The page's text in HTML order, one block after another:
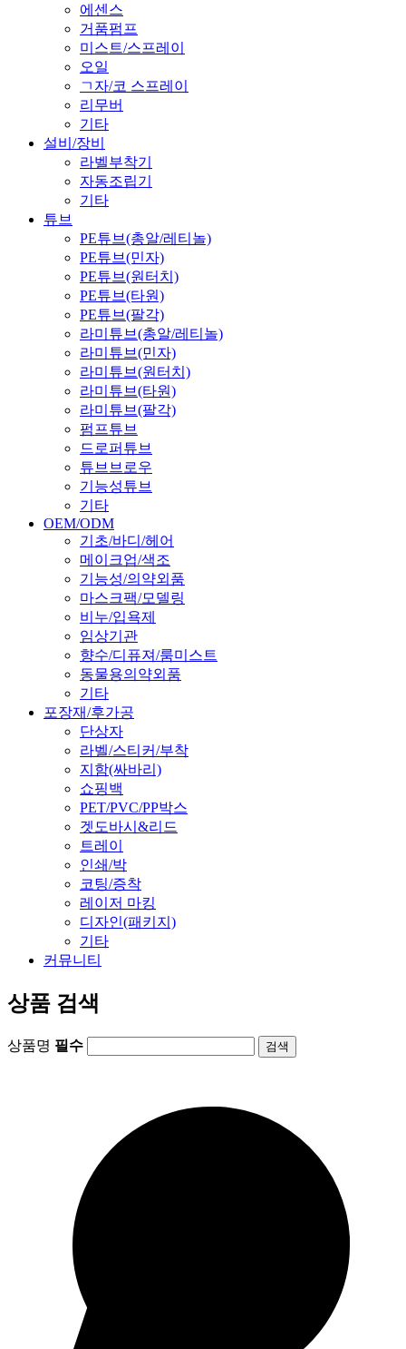
에센스
거품펌프
미스트/스프레이
오일
ㄱ자/코 스프레이
리무버
기타
설비/장비
라벨부착기
자동조립기
기타
튜브
PE튜브(총알/레티놀)
PE튜브(민자)
PE튜브(원터치)
PE튜브(타원)
PE튜브(팔각)
라미튜브(총알/레티놀)
라미튜브(민자)
라미튜브(원터치)
라미튜브(타원)
라미튜브(팔각)
펌프튜브
드로퍼튜브
튜브브로우
기능성튜브
기타
OEM/ODM
기초/바디/헤어
메이크업/색조
기능성/의약외품
마스크팩/모델링
비누/입욕제
임상기관
향수/디퓨져/룸미스트
동물용의약외품
기타
포장재/후가공
단상자
라벨/스티커/부착
지함(싸바리)
쇼핑백
PET/PVC/PP박스
겟도바시&리드
트레이
인쇄/박
코팅/증착
레이저 마킹
디자인(패키지)
기타
커뮤니티
상품 검색
상품명 필수